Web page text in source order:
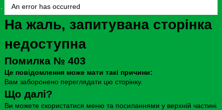
An error has occurred
На жаль, запитувана сторінка
недоступна
Помилка № 403
Це повідомлення може мати такі причини:
Вам заборонено переглядати цю сторінку.
Що далі?
Ви можете скористатися меню та посиланнями у верхній частині